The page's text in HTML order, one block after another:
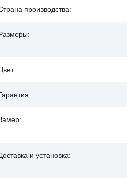
производства:
и установка: